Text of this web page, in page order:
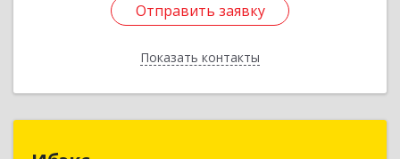
Отправить заявку
Показать контакты
Отправить заявку
Назад